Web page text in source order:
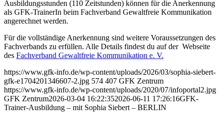
Ausbildungsstunden (110 Zeitstunden) können für die Anerkennung
als GFK-TrainerIn beim Fachverband Gewaltfreie Kommunikation
angerechnet werden.
Für die vollständige Anerkennung sind weitere Voraussetzungen des
Fachverbands zu erfüllen. Alle Details findest du auf der Webseite
des Fachverband Gewaltfreie Kommunikation e. V.
https://www.gfk-info.de/wp-content/uploads/2026/03/sophia-siebert-
gfk-e1704201346607-2.jpg 574 407 GFK Zentrum
https://www.gfk-info.de/wp-content/uploads/2020/07/infoportal2.jpg
GFK Zentrum2026-03-04 16:22:352026-06-11 17:26:16GFK-
Trainer-Ausbildung – mit Sophia Siebert – BERLIN